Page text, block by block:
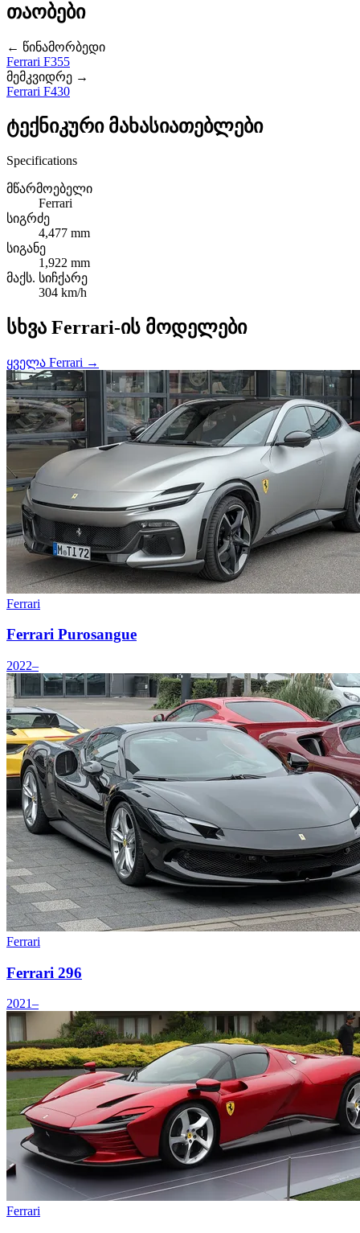
თაობები
← წინამორბედი
Ferrari F355
მემკვიდრე →
Ferrari F430
ტექნიკური მახასიათებლები
Specifications
მწარმოებელი
Ferrari
სიგრძე
4,477 mm
სიგანე
1,922 mm
მაქს. სიჩქარე
304 km/h
სხვა Ferrari-ის მოდელები
ყველა Ferrari →
Ferrari
Ferrari Purosangue
2022–
Ferrari
Ferrari 296
2021–
Ferrari